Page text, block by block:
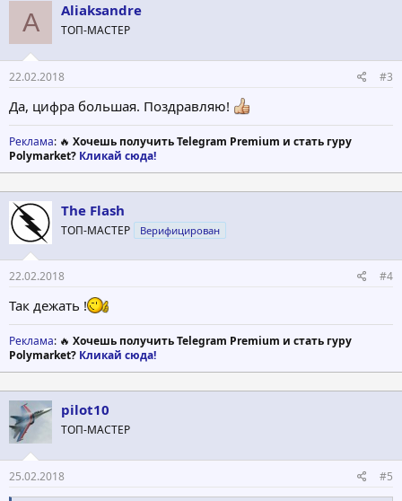
A Aliaksandre
ТОП-МАСТЕР
22.02.2018 #3
Да, цифра большая. Поздравляю!
Реклама: 🔥 Хочешь получить Telegram Premium и стать гуру
Polymarket? Кликай сюда!
The Flash
ТОП-МАСТЕР Верифицирован
22.02.2018 #4
Так дежать !
Реклама: 🔥 Хочешь получить Telegram Premium и стать гуру
Polymarket? Кликай сюда!
pilot10
ТОП-МАСТЕР
25.02.2018 #5